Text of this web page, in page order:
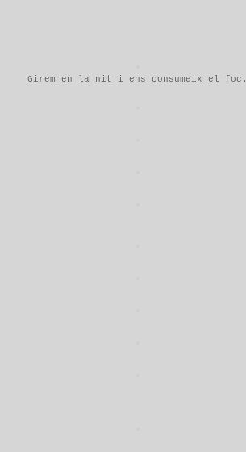
Girem en la nit i ens consumeix el foc.